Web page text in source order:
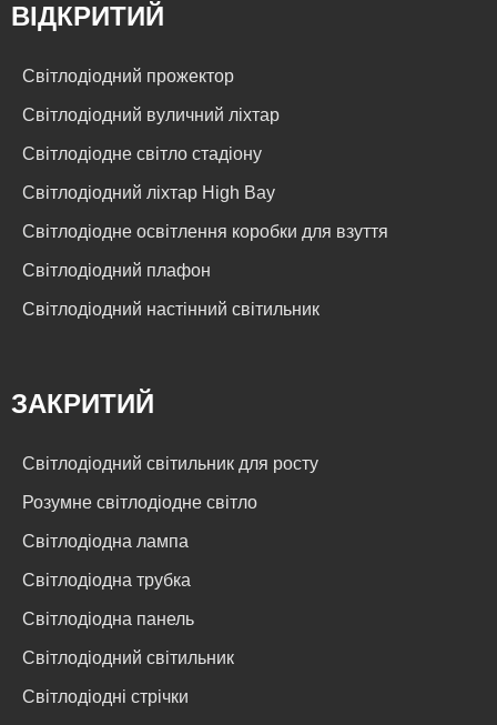
ВІДКРИТИЙ
Світлодіодний прожектор
Світлодіодний вуличний ліхтар
Світлодіодне світло стадіону
Світлодіодний ліхтар High Bay
Світлодіодне освітлення коробки для взуття
Світлодіодний плафон
Світлодіодний настінний світильник
ЗАКРИТИЙ
Світлодіодний світильник для росту
Розумне світлодіодне світло
Світлодіодна лампа
Світлодіодна трубка
Світлодіодна панель
Світлодіодний світильник
Світлодіодні стрічки